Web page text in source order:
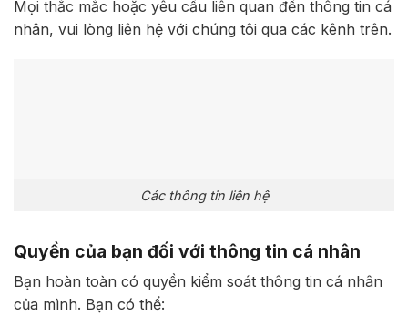
Mọi thắc mắc hoặc yêu cầu liên quan đến thông tin cá
nhân, vui lòng liên hệ với chúng tôi qua các kênh trên.
Các thông tin liên hệ
Quyền của bạn đối với thông tin cá nhân
Bạn hoàn toàn có quyền kiểm soát thông tin cá nhân
của mình. Bạn có thể: